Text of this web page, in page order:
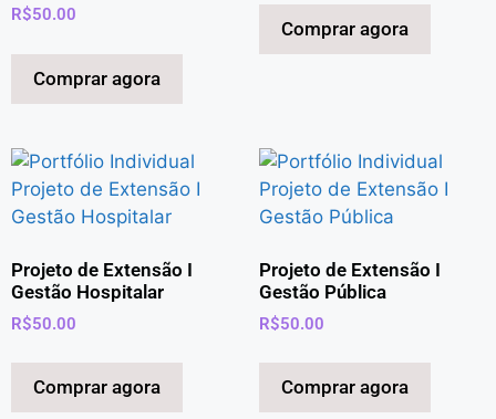
R$50.00
Comprar agora
Comprar agora
Projeto de Extensão I
Gestão Hospitalar
R$50.00
Comprar agora
Projeto de Extensão I
Gestão Pública
R$50.00
Comprar agora